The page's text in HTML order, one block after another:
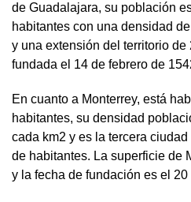
de Guadalajara, su población
habitantes con una densidad
y una extensión del territorio
fundada el 14 de febrero de
En cuanto a Monterrey, está
habitantes, su densidad
cada km2 y es la tercera
de habitantes. La superficie de
y la fecha de fundación es el